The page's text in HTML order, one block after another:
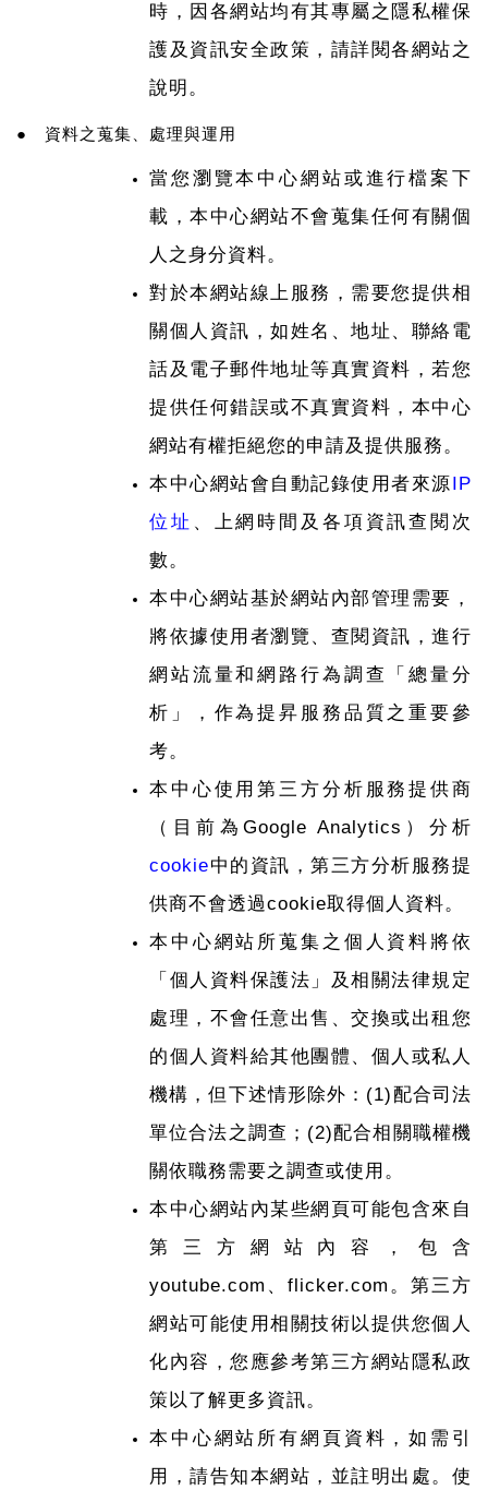
時，因各網站均有其專屬之隱私權保
護及資訊安全政策，請詳閱各網站之
說明。
● 資料之蒐集、處理與運用
當您瀏覽本中心網站或進行檔案下
載，本中心網站不會蒐集任何有關個
人之身分資料。
對於本網站線上服務，需要您提供相
關個人資訊，如姓名、地址、聯絡電
話及電子郵件地址等真實資料，若您
提供任何錯誤或不真實資料，本中心
網站有權拒絕您的申請及提供服務。
本中心網站會自動記錄使用者來源 IP
位址 、上網時間及各項資訊查閱次
數。
本中心網站基於網站內部管理需要，
將依據使用者瀏覽、查閱資訊，進行
網站流量和網路行為調查「總量分
析」，作為提昇服務品質之重要參
考。
本中心使用第三方分析服務提供商
（目前為Google Analytics）分析
cookie中的資訊，第三方分析服務提
供商不會透過cookie取得個人資料。
本中心網站所蒐集之個人資料將依
「個人資料保護法」及相關法律規定
處理，不會任意出售、交換或出租您
的個人資料給其他團體、個人或私人
機構，但下述情形除外：(1)配合司法
單位合法之調查；(2)配合相關職權機
關依職務需要之調查或使用。
本中心網站內某些網頁可能包含來自
第三方網站內容，包含
youtube.com、flicker.com。第三方
網站可能使用相關技術以提供您個人
化內容，您應參考第三方網站隱私政
策以了解更多資訊。
本中心網站所有網頁資料，如需引
用，請告知本網站，並註明出處。使